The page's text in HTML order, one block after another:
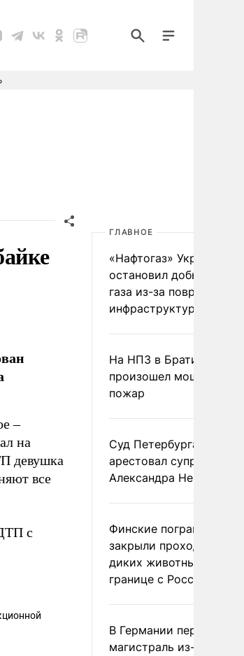
–
на
девушка
все
с
ГЛАВНОЕ
«Нафтогаз» Украины
остановил добычу
газа из-за повреждения
инфраструктуры
На НПЗ в Братиславе
произошел мощный
пожар
Суд Петербурга заочно
арестовал супругу
Александра Невзорова
Финские пограничники
закрыли проходы для
диких животных на
границе с Россией
В Германии перекрыли
магистраль из-за